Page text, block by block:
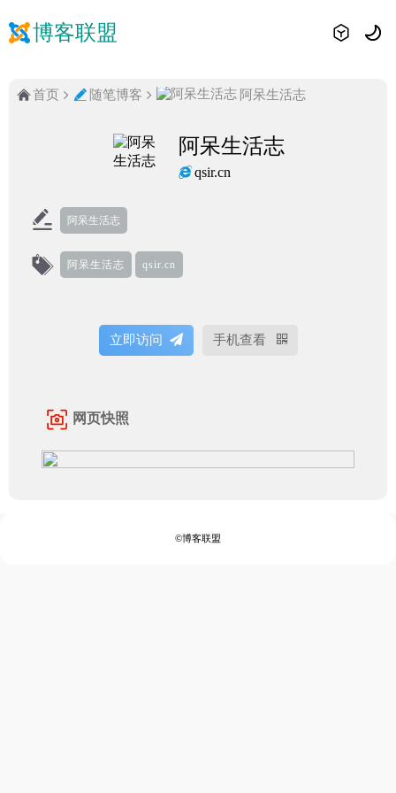
博客联盟
首页 随笔博客 阿呆生活志
阿呆生活志
qsir.cn
阿呆生活志
阿呆生活志 qsir.cn
立即访问 手机查看
网页快照
©博客联盟